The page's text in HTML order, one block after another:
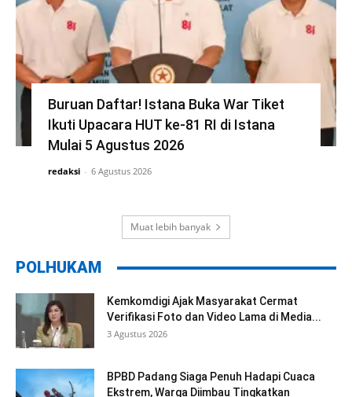
Buruan Daftar! Istana Buka War Tiket
Ikuti Upacara HUT ke-81 RI di Istana
Mulai 5 Agustus 2026
redaksi - 6 Agustus 2026
Muat lebih banyak
POLHUKAM
Kemkomdigi Ajak Masyarakat Cermat
Verifikasi Foto dan Video Lama di Media...
3 Agustus 2026
BPBD Padang Siaga Penuh Hadapi Cuaca
Ekstrem, Warga Diimbau Tingkatkan